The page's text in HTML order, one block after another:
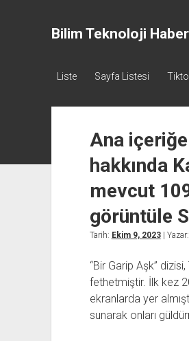
Bilim Teknoloji
Liste Sayfa Listesi
Ana
hakkında
mevcut
görüntüle
Tarih: Ekim 9, 2023| Yazar:
“Bir Garip Aşk”
fethetmiştir. İlk kez
ekranlarda yer
sunarak onları